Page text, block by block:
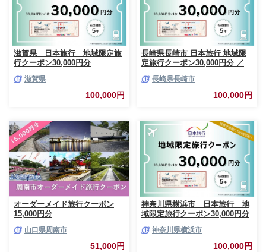
滋賀県 日本旅行 地域限定旅
行クーポン30,000円分
滋賀県
100,000円
長崎県長崎市 日本旅行 地域限
定旅行クーポン30,000円分 ／
光 旅行 旅行券 長崎県 長崎市
長崎県長崎市
100,000円
オーダーメイド旅行クーポン
15,000円分
山口県周南市
51,000円
神奈川県横浜市 日本旅行 地
域限定旅行クーポン30,000円分
神奈川県横浜市
100,000円